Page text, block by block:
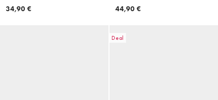
34,90 €
Blau/Schwarz/Himmelblau mit
44,90 €
Deal